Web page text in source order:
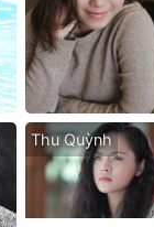
Thu Quỳnh